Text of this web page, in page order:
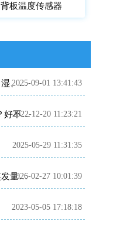
背板温度传感器
微型气象仪：精准捕捉风、雨、温、湿、压、光
2025-09-01 13:41:43
七要素气象传感器FT-WQX7怎么样？好不好用？
2022-12-20 11:23:21
2025-05-29 11:31:35
液体蒸发传感器双层结构设计防止蒸发量测量误差
2026-02-27 10:01:39
2023-05-05 17:18:18